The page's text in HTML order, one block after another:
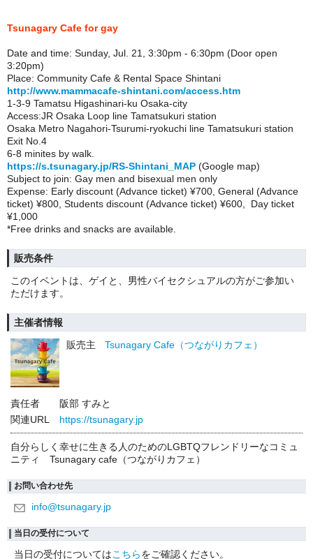
Tsunagary Cafe for gay
Date and time: Sunday, Jul. 21 , 3:30pm - 6:30pm (Door open
3:20pm)
Place: Community Cafe & Rental Space Shintani
http://www.mammacafe-shintani.com/access.htm
1-3-9 Tamatsu Higashinari-ku Osaka-city
Access:JR Osaka Loop line Tamatsukuri station
Osaka Metro Nagahori-Tsurumi-ryokuchi line Tamatsukuri station
Exit No.4
6-8 minites by walk.
https://s.tsunagary.jp/RS-Shintani_MAP (Google map)
Subject to join: Gay men and bisexual men only
Expense: Early discount (Advance ticket) ¥700, General (Advance
ticket) ¥800, Students discount (Advance ticket) ¥600, Day ticket
¥1,000
*Free drinks and snacks are available.
販売条件
このイベントは、ゲイと、男性バイセクシュアルの方がご参加い
ただけます。
主催者情報
販売主
Tsunagary Cafe（つながりカフェ）
責任者
阪部 すみと
関連URL
https://tsunagary.jp
自分らしく幸せに生きる人のためのLGBTQフレンドリーなコミュ
ニティ Tsunagary cafe（つながりカフェ）
お問い合わせ先
info@tsunagary.jp
当日の受付について
当日の受付についてはこちらをご確認ください。